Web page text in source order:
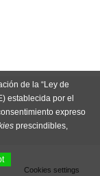
de la “Ley de
establecida por el
expreso
prescindibles,
Cookies settings